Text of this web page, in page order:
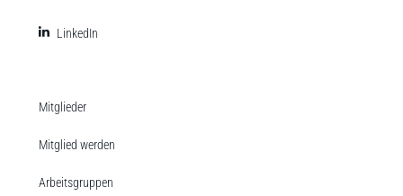
LinkedIn
Mitglieder
Mitglied werden
Arbeitsgruppen